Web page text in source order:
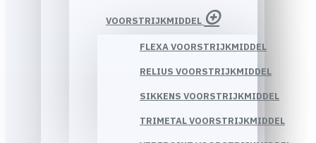
VOORSTRIJKMIDDEL
FLEXA VOORSTRIJKMIDDEL
RELIUS VOORSTRIJKMIDDEL
SIKKENS VOORSTRIJKMIDDEL
TRIMETAL VOORSTRIJKMIDDEL